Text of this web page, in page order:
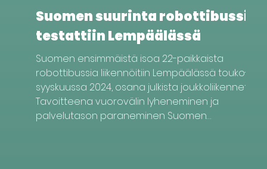
Suomen suurinta robottibussia
testattiin Lempäälässä
Suomen ensimmäistä isoa 22-paikkaista
robottibussia liikennöitiin Lempäälässä touko-
syyskuussa 2024, osana julkista joukkoliikennettä.
Tavoitteena vuorovälin lyheneminen ja
palvelutason paraneminen Suomen